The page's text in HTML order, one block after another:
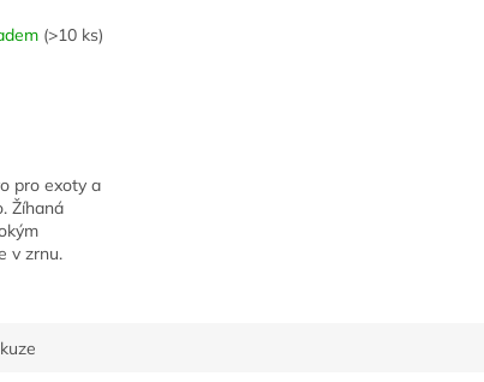
(>10 ks)
pro exoty a
Žíhaná
v zrnu.